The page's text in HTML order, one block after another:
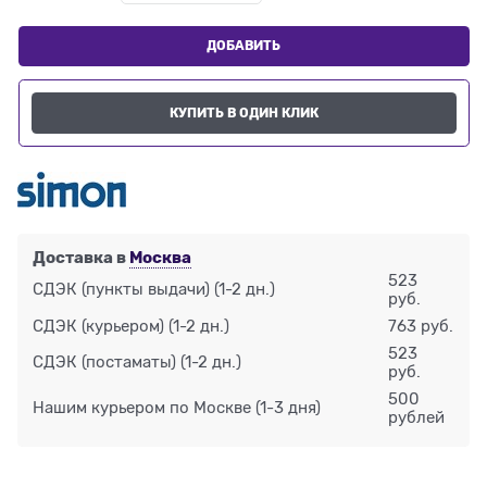
ДОБАВИТЬ
КУПИТЬ В ОДИН КЛИК
Доставка в Москва
СДЭК (пункты выдачи) (1-2 дн.)
523
руб.
СДЭК (курьером) (1-2 дн.) 763 руб.
СДЭК (постаматы) (1-2 дн.)
523
руб.
Нашим курьером по Москве (1-3 дня)
500
рублей